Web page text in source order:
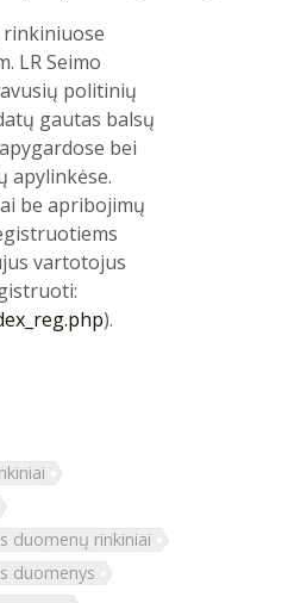
rinkiniuose
LR Seimo
politinių
gautas balsų
bei
apylinkėse.
be apribojimų
vartotojus
).
duomenų rinkiniai
duomenys